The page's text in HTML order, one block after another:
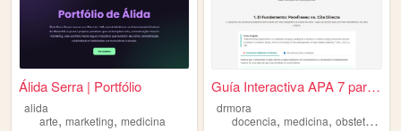
Álida Serra | Portfólio
alida
arte, marketing, medicina
Guía Interactiva APA 7 para ...
drmora
docencia,medicina,obstetricia